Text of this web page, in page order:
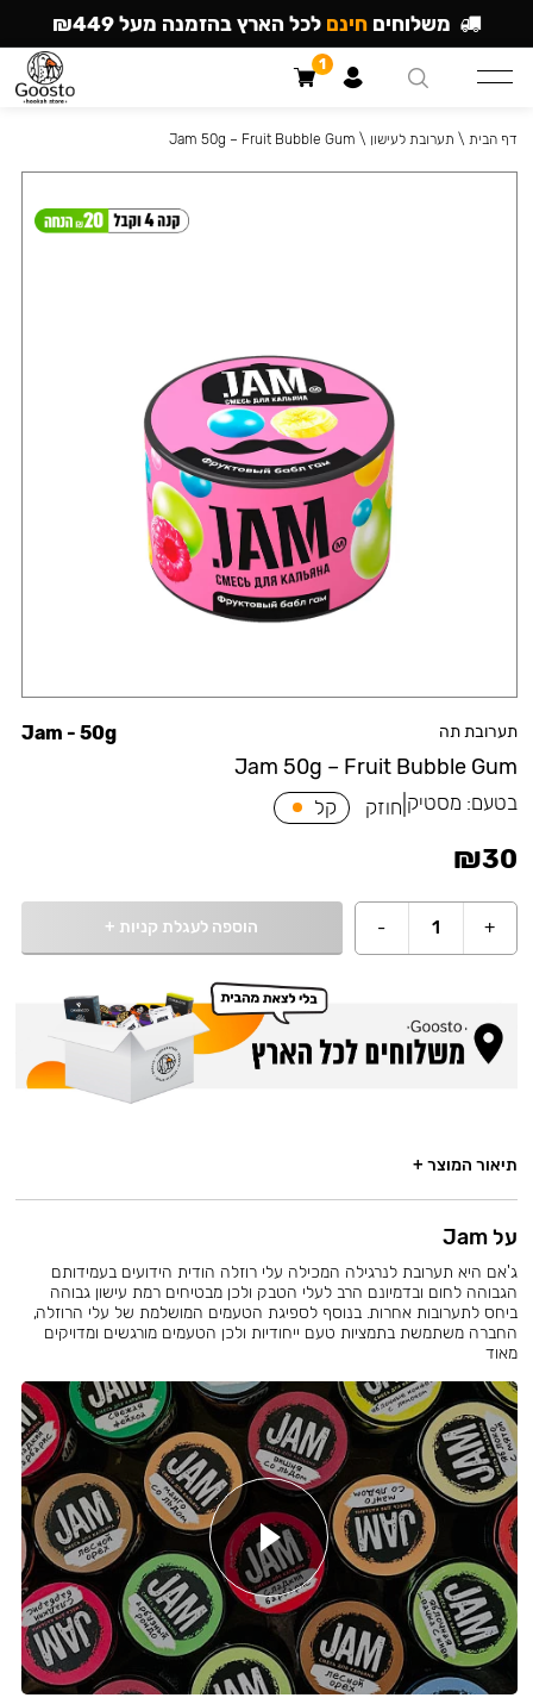
תערובת תה
Jam 50g – Fruit Bubble Gum
Jam - 50g
בטעם: מסטיק חוזק קל
₪30
+
1
- הוספה לעגלת קניות +
דף הבית \ תערובת לעישון \
Jam 50g – Fruit Bubble Gum
תיאור המוצר +
על Jam
ג'אם היא תערובת לנרגילה המכילה עלי רוזלה הודית הידועים בעמידותם
הגבוהה לחום ובדמיונם הרב לעלי הטבק ולכן מבטיחים רמת עישון גבוהה
ביחס לתערובות אחרות. בנוסף לספיגת הטעמים המושלמת של עלי הרוזלה,
החברה משתמשת בתמציות טעם ייחודיות ולכן הטעמים מורגשים ומדויקים
מאוד
משלוחים חינם לכל הארץ בהזמנה מעל ₪449
1